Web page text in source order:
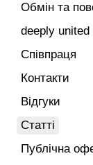
Обмін та
deeply united
Співпраця
Контакти
Відгуки
Статті
Публічна